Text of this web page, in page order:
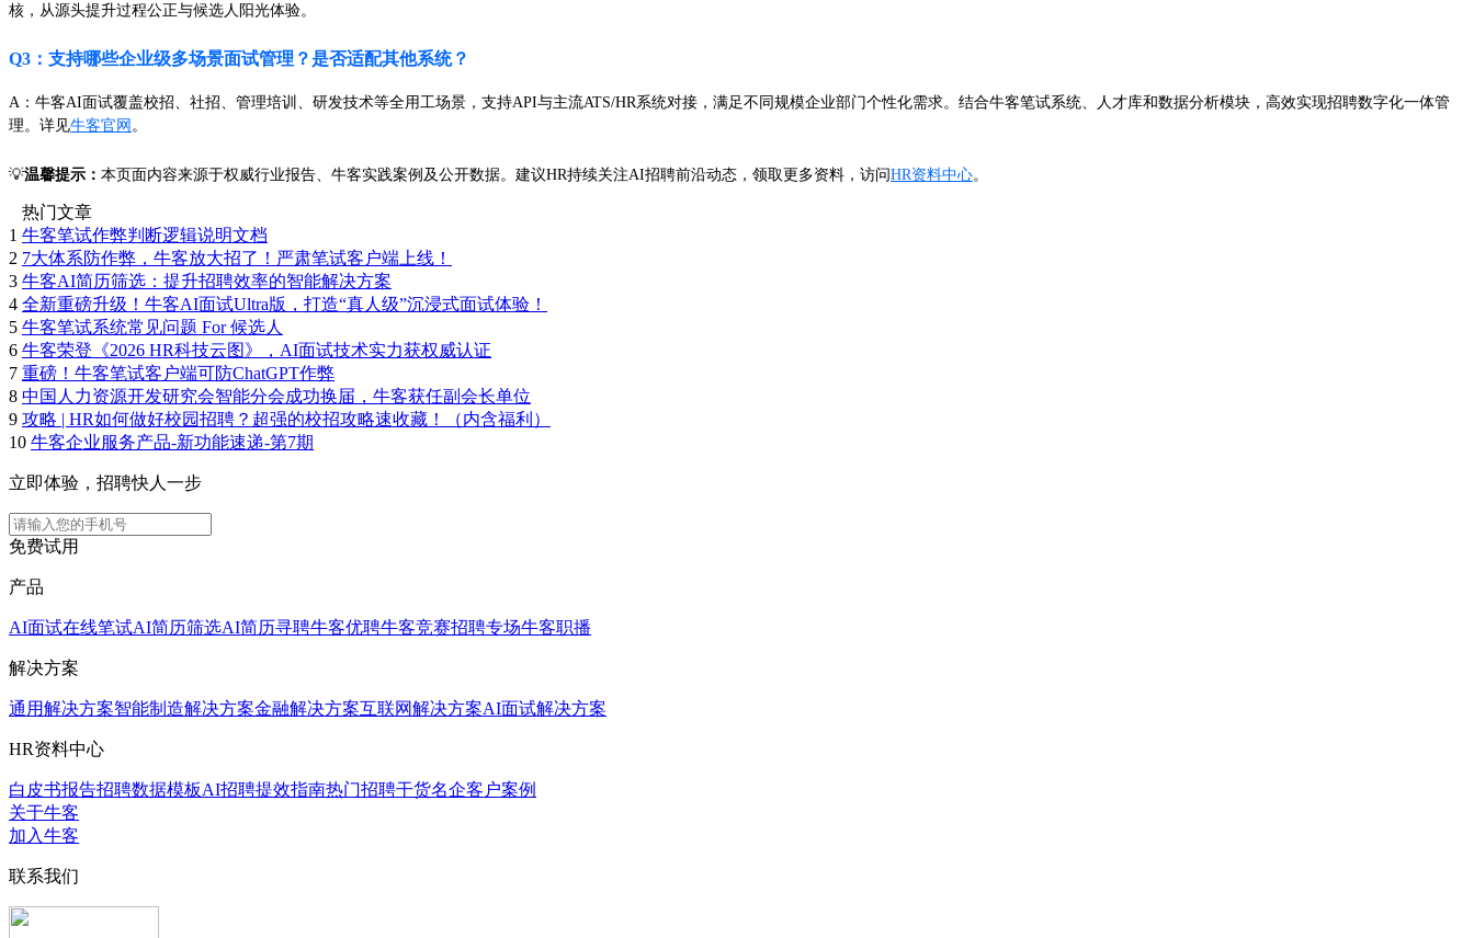
核，从源头提升过程公正与候选人阳光体验。
Q3：支持哪些企业级多场景面试管理？是否适配其他系统？
A：牛客AI面试覆盖校招、社招、管理培训、研发技术等全用工场景，支持API与主流ATS/HR系统对接，满足不同规模企业部门个性化需求。结合牛客笔试系统、人才库和数据分析模块，高效实现招聘数字化一体管
理。详见牛客官网 。
💡温馨提示： 本页面内容来源于权威行业报告、牛客实践案例及公开数据。建议HR持续关注AI招聘前沿动态，领取更多资料，访问HR资料中心。
热门文章
1 牛客笔试作弊判断逻辑说明文档
2 7大体系防作弊，牛客放大招了！严肃笔试客户端上线！
3 牛客AI简历筛选：提升招聘效率的智能解决方案
4 全新重磅升级！牛客AI面试Ultra版，打造“真人级”沉浸式面试体验！
5 牛客笔试系统常见问题 For 候选人
6 牛客荣登《2026 HR科技云图》，AI面试技术实力获权威认证
7 重磅！牛客笔试客户端可防ChatGPT作弊
8 中国人力资源开发研究会智能分会成功换届，牛客获任副会长单位
9 攻略 | HR如何做好校园招聘？超强的校招攻略速收藏！（内含福利）
10 牛客企业服务产品-新功能速递-第7期
立即体验，招聘快人一步
免费试用
产品
AI面试在线笔试AI简历筛选AI简历寻聘牛客优聘牛客竞赛招聘专场牛客职播
解决方案
通用解决方案智能制造解决方案金融解决方案互联网解决方案AI面试解决方案
HR资料中心
白皮书报告招聘数据模板AI招聘提效指南热门招聘干货名企客户案例
关于牛客
加入牛客
联系我们